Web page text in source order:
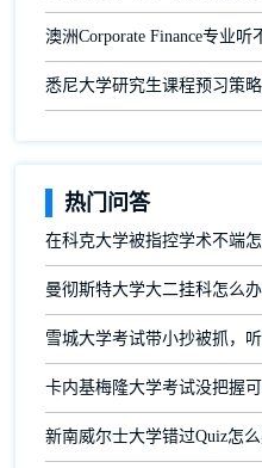
澳洲Corporate Finance专业
悉尼大学研究生课程预习策
热门问答
在科克大学被指控学术不端
曼彻斯特大学大二挂科怎么办
雪城大学考试带小抄被抓，
卡内基梅隆大学考试没把握
新南威尔士大学错过Quiz怎